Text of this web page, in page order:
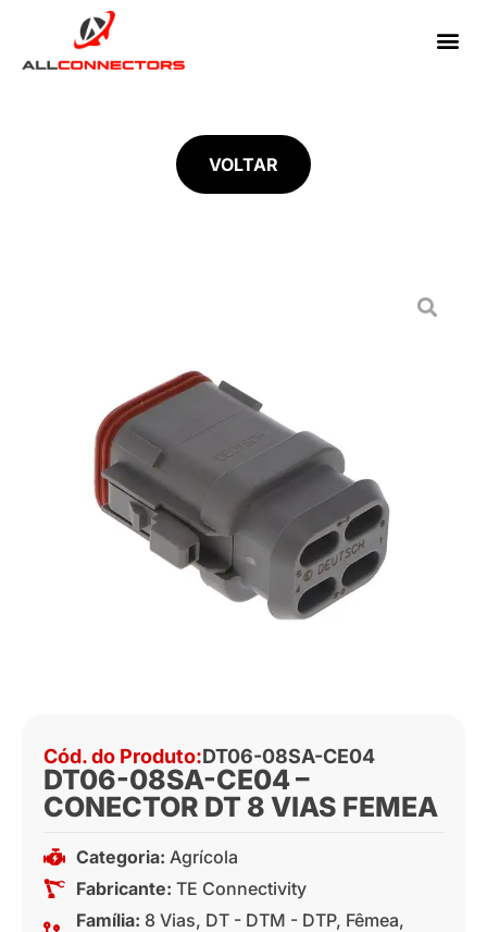
VOLTAR
Cód. do Produto:DT06-08SA-CE04
DT06-08SA-CE04 –
CONECTOR DT 8 VIAS FEMEA
Categoria: Agrícola
Fabricante: TE Connectivity
Família: 8 Vias, DT - DTM - DTP, Fêmea,